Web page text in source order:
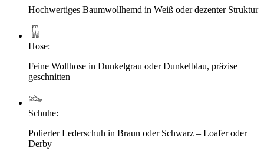
Hochwertiges Baumwollhemd in Weiß oder dezenter Struktur
Hose:
Feine Wollhose in Dunkelgrau oder Dunkelblau, präzise
geschnitten
Schuhe:
Polierter Lederschuh in Braun oder Schwarz – Loafer oder
Derby